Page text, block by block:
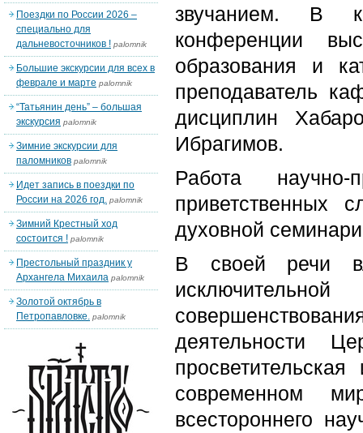
звучанием. В
конференции
образования и
преподаватель
дисциплин
Ибрагимов.
Работа научно-
приветственных
духовной
В своей речи
деятельности
современном
всестороннего
Поездки по России 2026 –
специально для
дальневосточников ! palomnik
Большие экскурсии для всех в
феврале и марте palomnik
“Татьянин день” – большая
экскурсия palomnik
Зимние экскурсии для
паломников palomnik
Идет запись в поездки по
России на 2026 год. palomnik
Зимний Крестный ход
состоится ! palomnik
Престольный праздник у
Архангела Михаила palomnik
Золотой октябрь в
Петропавловке. palomnik